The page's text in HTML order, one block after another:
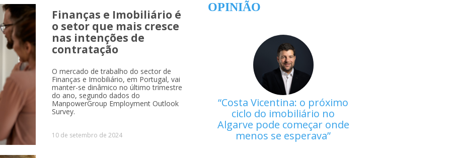
Outlook
Finanças e Imobiliário é
o setor que mais cresce
nas intenções de
contratação
O mercado de trabalho do sector de
Finanças e Imobiliário, em Portugal, vai
manter-se dinâmico no último trimestre
do ano, segundo dados do
ManpowerGroup Employment Outlook
Survey.
10 de setembro de 2024
OPINIÃO
Costa Vicentina: o próximo
ciclo do imobiliário no
Algarve pode começar onde
menos se esperava